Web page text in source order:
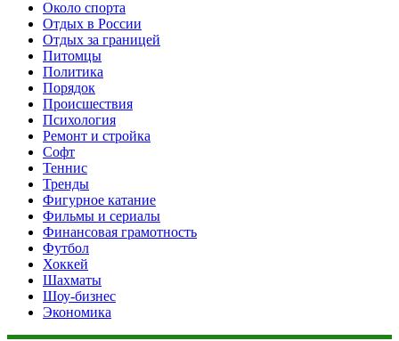
Около спорта
Отдых в России
Отдых за границей
Питомцы
Политика
Порядок
Происшествия
Психология
Ремонт и стройка
Софт
Теннис
Тренды
Фигурное катание
Фильмы и сериалы
Финансовая грамотность
Футбол
Хоккей
Шахматы
Шоу-бизнес
Экономика